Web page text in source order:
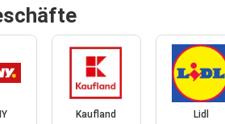
Kaufland Lidl